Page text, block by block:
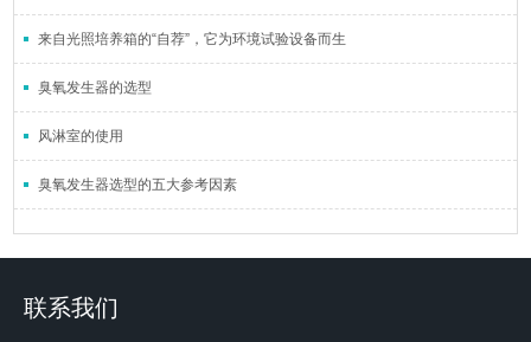
来自光照培养箱的“自荐”，它为环境试验设备而生
臭氧发生器的选型
风淋室的使用
臭氧发生器选型的五大参考因素
联系我们